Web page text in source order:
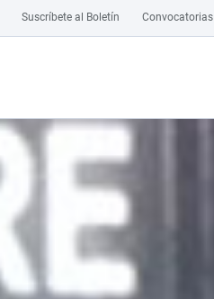
Suscríbete al Boletín Convocatorias